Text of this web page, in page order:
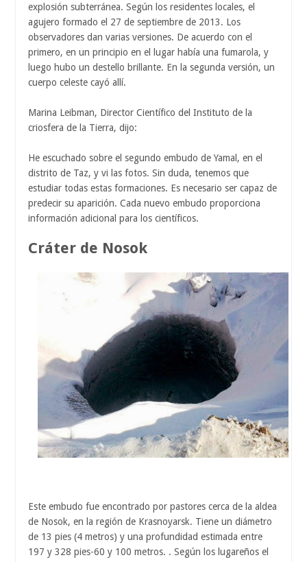
explosión subterránea. Según los residentes locales, el
agujero formado el 27 de septiembre de 2013. Los
observadores dan varias versiones. De acuerdo con el
primero, en un principio en el lugar había una fumarola, y
luego hubo un destello brillante. En la segunda versión, un
cuerpo celeste cayó allí.
Marina Leibman, Director Científico del Instituto de la
criosfera de la Tierra, dijo:
He escuchado sobre el segundo embudo de Yamal, en el
distrito de Taz, y vi las fotos. Sin duda, tenemos que
estudiar todas estas formaciones. Es necesario ser capaz de
predecir su aparición. Cada nuevo embudo proporciona
información adicional para los científicos.
Cráter de Nosok
Este embudo fue encontrado por pastores cerca de la aldea
de Nosok, en la región de Krasnoyarsk. Tiene un diámetro
de 13 pies (4 metros) y una profundidad estimada entre
197 y 328 pies-60 y 100 metros. . Según los lugareños el